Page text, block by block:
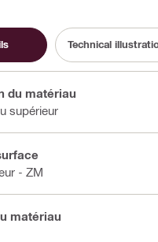
Technical
du matériau
supérieur
- ZM
matériau